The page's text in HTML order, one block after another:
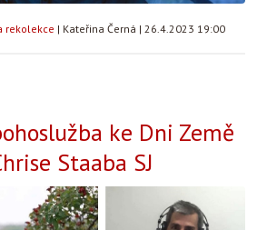
rekolekce | Kateřina Černá | 26.4.2023 19:00
ke Dni Země
Staaba SJ